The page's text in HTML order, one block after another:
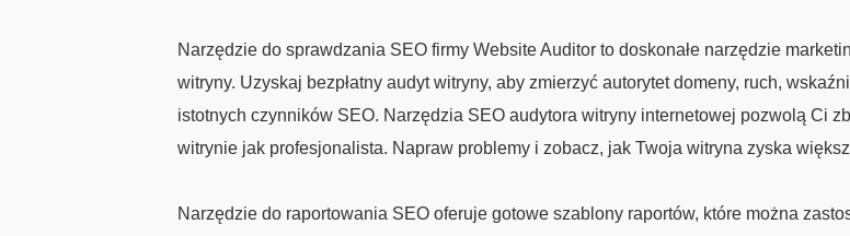
Narzędzie do sprawdzania SEO firmy Website Auditor to doskonałe narzędzie
witryny. Uzyskaj bezpłatny audyt witryny, aby zmierzyć autorytet domeny, ruch,
istotnych czynników SEO. Narzędzia SEO audytora witryny internetowej pozwolą Ci
witrynie jak profesjonalista. Napraw problemy i zobacz, jak Twoja witryna zyska
Narzędzie do raportowania SEO oferuje gotowe szablony raportów, które można